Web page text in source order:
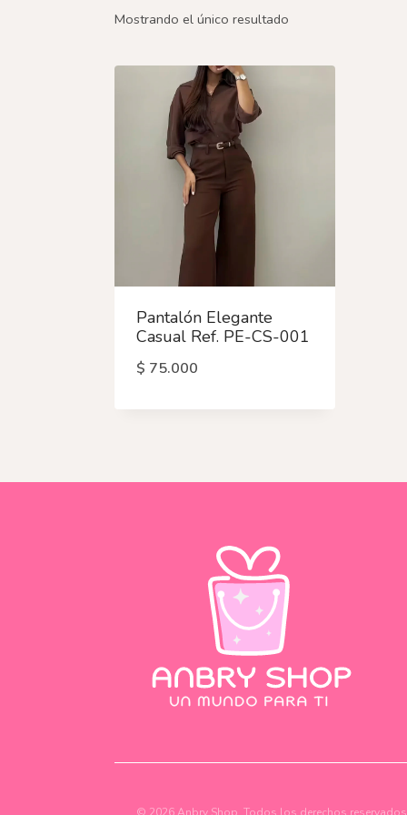
Mostrando el único resultado
Pantalón Elegante
Casual Ref. PE-CS-001
$ 75.000